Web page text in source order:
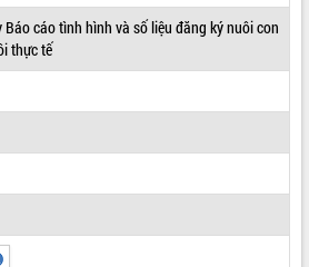
Báo cáo tình hình và số liệu đăng ký nuôi con
thực tế